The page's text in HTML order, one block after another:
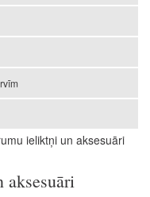
ieliktņi un aksesuāri
aksesuāri